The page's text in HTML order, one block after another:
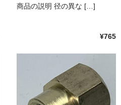
商品の説明 径の異な […]
¥765